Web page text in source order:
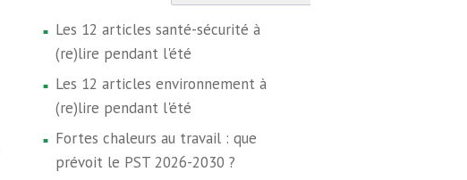
actif)
Les 12 articles santé-sécurité à
(re)lire pendant l'été
Les 12 articles environnement à
(re)lire pendant l'été
Fortes chaleurs au travail : que
prévoit le PST 2026-2030 ?